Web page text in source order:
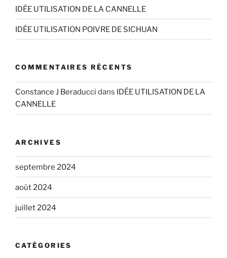
IDÉE UTILISATION DE LA CANNELLE
IDÉE UTILISATION POIVRE DE SICHUAN
COMMENTAIRES RÉCENTS
Constance J Beraducci dans IDÉE UTILISATION DE LA
CANNELLE
ARCHIVES
septembre 2024
août 2024
juillet 2024
CATÉGORIES